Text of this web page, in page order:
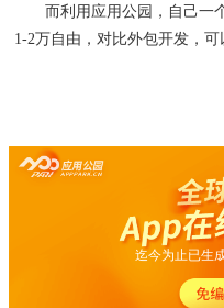
而利用应用公园，自己一
1-2万自由，对比外包开发，可
迄今为止已生